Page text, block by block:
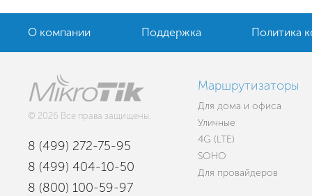
О компании Поддержка Политика
© 2026 Все права защищены.
8 (499) 272-75-95
8 (499) 404-10-50
8 (800) 100-59-97
Маршрутизаторы
Для дома и офиса
Уличные
4G (LTE)
SOHO
Для провайдеров